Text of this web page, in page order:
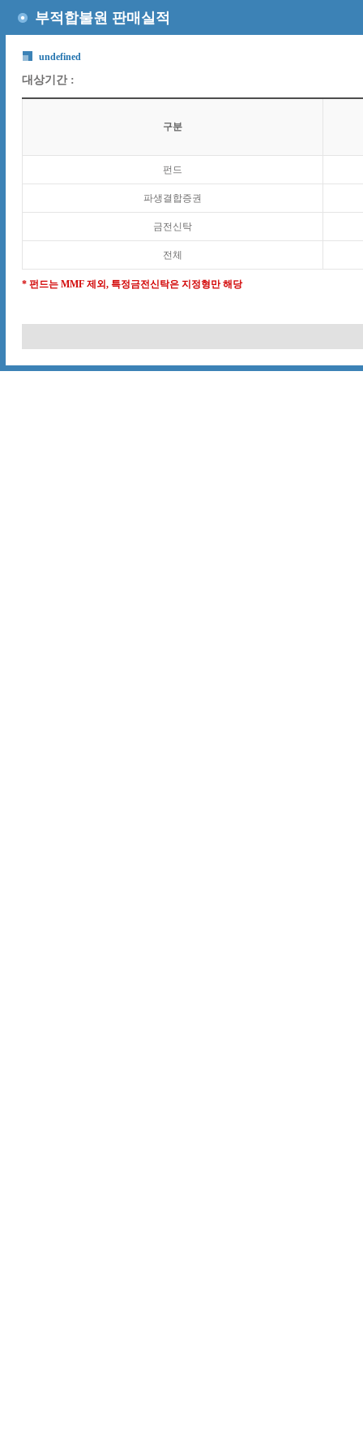
부적합불원 판매실적
undefined
대상기간 :
구분
펀드
파생결합증권
금전신탁
전체
* 펀드는 MMF 제외, 특정금전신탁은 지정형만 해당